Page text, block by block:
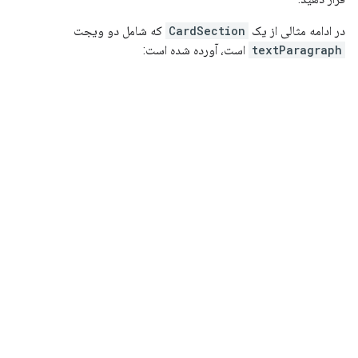
در ادامه مثالی از یک CardSection که شامل دو ویجت
textParagraph است، آورده شده است: